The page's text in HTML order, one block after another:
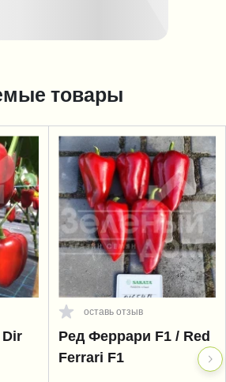
товары
Dir
оставь отзыв
Ред Феррари F1 / Red
Ferrari F1